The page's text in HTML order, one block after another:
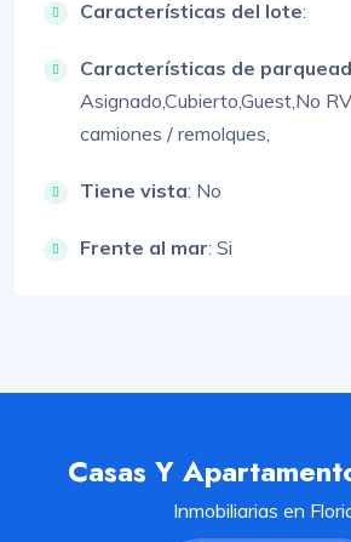
Características del lote:
Características de
Asignado,Cubierto,Guest,No
camiones / remolques,
Tiene vista: No
Frente al mar: Si
Casas Y
Inmobiliarias en